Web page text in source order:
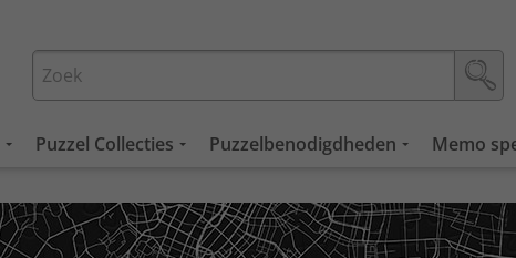
Puzzel Collecties Puzzelbenodigdheden Memo